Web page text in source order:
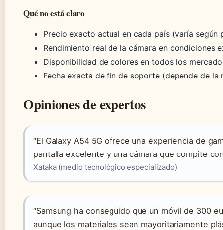
Qué no está claro
Precio exacto actual en cada país (varía según
Rendimiento real de la cámara en condiciones
Disponibilidad de colores en todos los
Fecha exacta de fin de soporte (depende de la
Opiniones de expertos
“El Galaxy A54 5G ofrece una experiencia de
pantalla excelente y una cámara que compite
Xataka (medio tecnológico especializado)
“Samsung ha conseguido que un móvil de 300
aunque los materiales sean mayoritariamente